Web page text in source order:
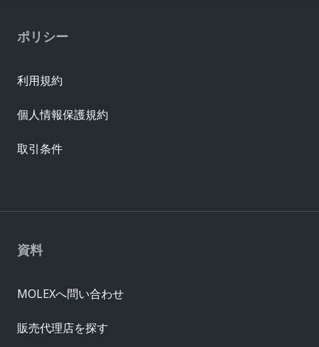
資料
MOLEXへ問い合わせ
販売代理店を探す
ポリシー
利用規約
個人情報保護規約
取引条件